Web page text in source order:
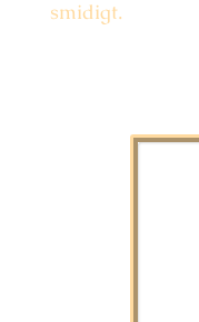
smidigt.